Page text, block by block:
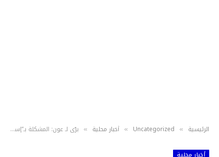
الرئيسية »
Uncategorized
» أخبار محلية » برّي لـ عون: المشكلة بـ”إسرائيل”!
أخبار محلية